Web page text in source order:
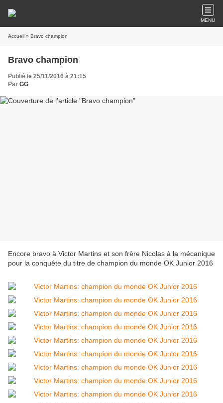
MENU
Accueil » Bravo champion
Bravo champion
Publié le 25/11/2016 à 21:15
Par GG
Encore bravo à Victor Martins et son frère Nicolas à la mécanique
pour la conquête du titre de champion du monde OK Junior 2016